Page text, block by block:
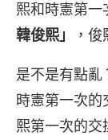
熙和時憲第一
韓俊熙」
，
是不是有點亂
時憲第一次
熙第一次的交